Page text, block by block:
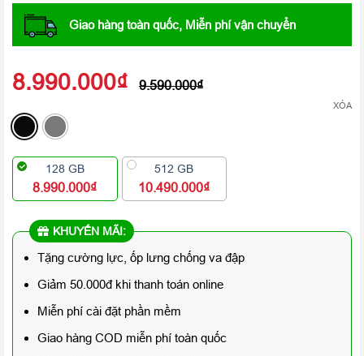
Giao hàng toàn quốc, Miễn phí vận chuyển
8.990.000₫ 9.590.000₫
XÓA
128 GB
8.990.000₫
512 GB
10.490.000₫
KHUYẾN MÃI:
Tặng cường lực, ốp lưng chống va đập
Giảm 50.000đ khi thanh toán online
Miễn phí cài đặt phần mềm
Giao hàng COD miễn phí toàn quốc